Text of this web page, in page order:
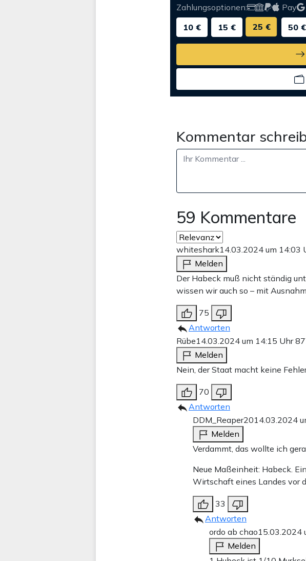
Zahlungsoptionen: Pay
10 €
15 € 25 € 50 €
Kommentar
59 Kommentare
whiteshark14.03.2024 um 14:03
Melden
Der Habeck muß nicht ständig
wissen wir auch so – mit
75
Antworten
Rübe14.03.2024 um 14:15 Uhr
Melden
Nein, der Staat macht keine
70
Antworten
DDM_Reaper2014.03.2024
Melden
Verdammt, das wollte ich
Neue Maßeinheit: Habeck.
Wirtschaft eines Landes vor
33
Antworten
ordo ab chao15.03.2024
Melden